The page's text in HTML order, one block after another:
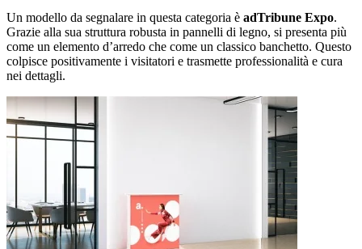
Un modello da segnalare in questa categoria è adTribune Expo.
Grazie alla sua struttura robusta in pannelli di legno, si presenta più
come un elemento d’arredo che come un classico banchetto. Questo
colpisce positivamente i visitatori e trasmette professionalità e cura
nei dettagli.